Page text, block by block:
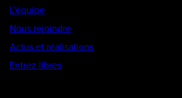
L’équipe
Nous rejoindre
Actus et réalisations
Entrez libres